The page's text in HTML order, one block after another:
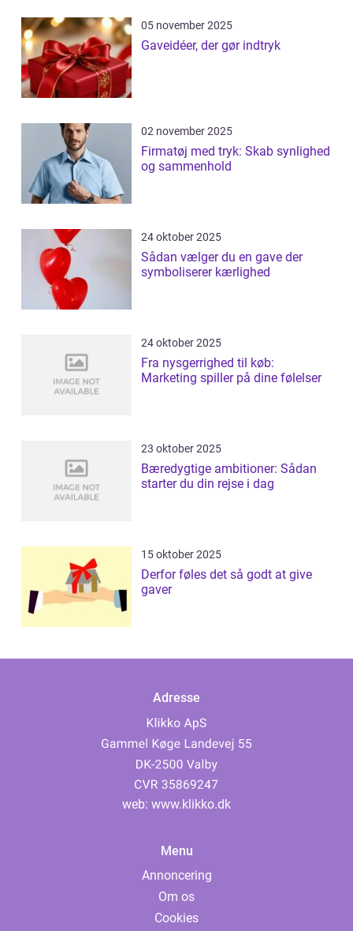
05 november 2025
Gaveidéer, der gør indtryk
02 november 2025
Firmatøj med tryk: Skab synlighed
og sammenhold
24 oktober 2025
Sådan vælger du en gave der
symboliserer kærlighed
24 oktober 2025
Fra nysgerrighed til køb:
Marketing spiller på dine følelser
23 oktober 2025
Bæredygtige ambitioner: Sådan
starter du din rejse i dag
15 oktober 2025
Derfor føles det så godt at give
gaver
Adresse
web: www.klikko.dk
Menu
Annoncering
Om os
Cookies